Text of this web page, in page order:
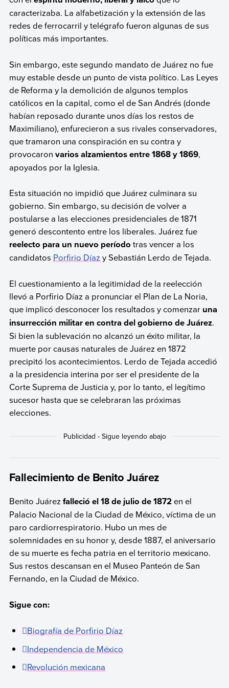
caracterizaba. La alfabetización y la extensión de las
redes de ferrocarril y telégrafo fueron algunas de sus
políticas más importantes.
Sin embargo, este segundo mandato de Juárez no fue
muy estable desde un punto de vista político. Las Leyes
de Reforma y la demolición de algunos templos
católicos en la capital, como el de San Andrés (donde
habían reposado durante unos días los restos de
Maximiliano), enfurecieron a sus rivales conservadores,
que tramaron una conspiración en su contra y
provocaron varios alzamientos entre 1868 y 1869,
apoyados por la Iglesia.
Esta situación no impidió que Juárez culminara su
gobierno. Sin embargo, su decisión de volver a
postularse a las elecciones presidenciales de 1871
generó descontento entre los liberales. Juárez fue
reelecto para un nuevo período tras vencer a los
candidatosPorfirio Díazy Sebastián Lerdo de Tejada.
El cuestionamiento a la legitimidad de la reelección
llevó a Porfirio Díaz a pronunciar el Plan de La Noria,
que implicó desconocer los resultados y comenzar una
insurrección militar en contra del gobierno de Juárez.
Si bien la sublevación no alcanzó un éxito militar, la
muerte por causas naturales de Juárez en 1872
precipitó los acontecimientos. Lerdo de Tejada accedió
a la presidencia interina por ser el presidente de la
Corte Suprema de Justicia y, por lo tanto, el legítimo
sucesor hasta que se celebraran las próximas
elecciones.
Fallecimiento de Benito Juárez
Benito Juárez falleció el 18 de julio de 1872en el
Palacio Nacional de la Ciudad de México, víctima de un
paro cardiorrespiratorio. Hubo un mes de
solemnidades en su honor y, desde 1887, el aniversario
de su muerte es fecha patria en el territorio mexicano.
Sus restos descansan en el Museo Panteón de San
Fernando, en la Ciudad de México.
Sigue con:
Biografía de Porfirio Díaz
Independencia de México
Revolución mexicana